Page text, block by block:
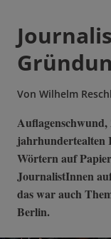
Von Wilhelm Reschl
Auflagenschwund,
jahrhundertealten
Wörtern auf
JournalistInnen
das war auch
Berlin.